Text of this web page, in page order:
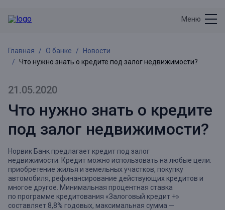
Меню
Главная О банке
Новости
Что нужно знать о кредите под залог недвижимости?
21.05.2020
Что нужно знать о кредите
под залог недвижимости?
Норвик Банк предлагает кредит под залог
недвижимости. Кредит можно использовать на любые цели:
приобретение жилья и земельных участков, покупку
автомобиля, рефинансирование действующих кредитов и
многое другое. Минимальная процентная ставка
по программе кредитования «Залоговый кредит +»
составляет 8,8% годовых, максимальная сумма —